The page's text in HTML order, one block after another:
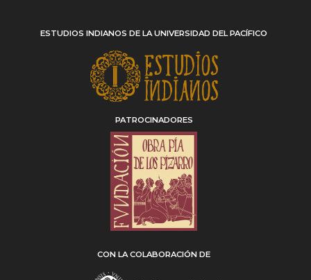
ESTUDIOS INDIANOS DE LA UNIVERSIDAD DEL PACÍFICO
PATROCINADORES
CON LA COLABORACIÓN DE